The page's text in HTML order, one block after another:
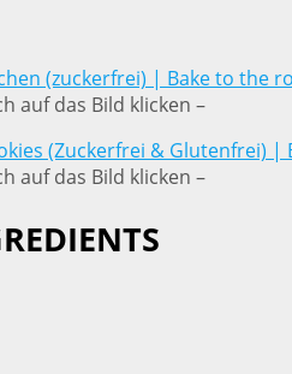
auf das Bild klicken –
auf das Bild klicken –